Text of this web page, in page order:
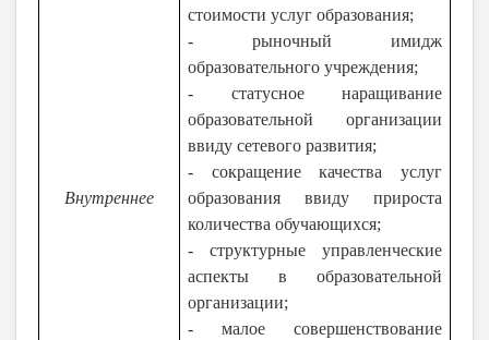
Внутреннее
стоимости услуг образования;
- рыночный имидж
образовательного учреждения;
- статусное наращивание
образовательной организации
ввиду сетевого развития;
- сокращение качества услуг
образования ввиду прироста
количества обучающихся;
- структурные управленческие
аспекты в образовательной
организации;
- малое совершенствование